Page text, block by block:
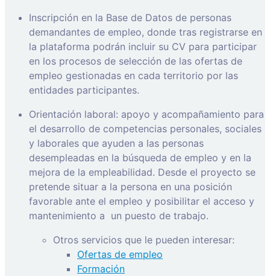
Inscripción en la Base de Datos de personas
demandantes de empleo, donde tras registrarse en
la plataforma podrán incluir su CV para participar
en los procesos de selección de las ofertas de
empleo gestionadas en cada territorio por las
entidades participantes.
Orientación laboral: apoyo y acompañamiento para
el desarrollo de competencias personales, sociales
y laborales que ayuden a las personas
desempleadas en la búsqueda de empleo y en la
mejora de la empleabilidad. Desde el proyecto se
pretende situar a la persona en una posición
favorable ante el empleo y posibilitar el acceso y
mantenimiento a un puesto de trabajo.
Otros servicios que le pueden interesar:
Ofertas de empleo
Formación